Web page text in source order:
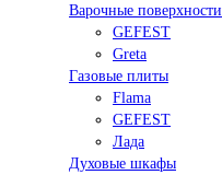
Варочные поверхности
GEFEST
Greta
Газовые плиты
Flama
GEFEST
Лада
Духовые шкафы